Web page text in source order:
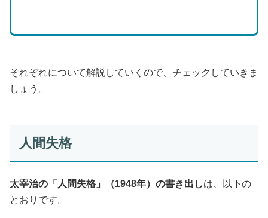
それぞれについて解説していくので、チェックしていきま
しょう。
人間失格
太宰治の「人間失格」（1948年）の書き出しは、以下の
とおりです。